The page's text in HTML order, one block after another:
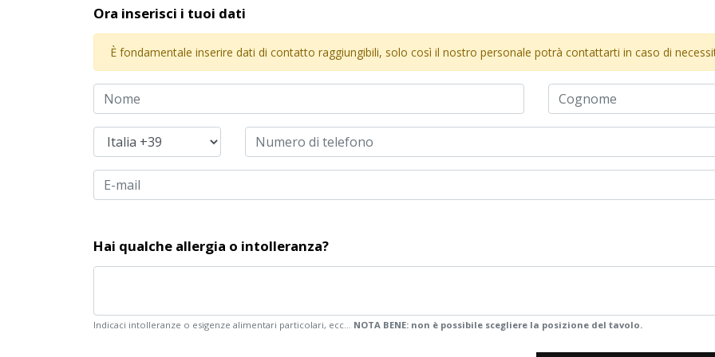
Ora inserisci i tuoi dati
È fondamentale inserire dati di contatto raggiungibili, solo così il nostro personale potrà contattarti in caso di
Hai qualche allergia o intolleranza?
Indicaci intolleranze o esigenze alimentari particolari, ecc... NOTA BENE: non è possibile scegliere la posizione del tavolo.